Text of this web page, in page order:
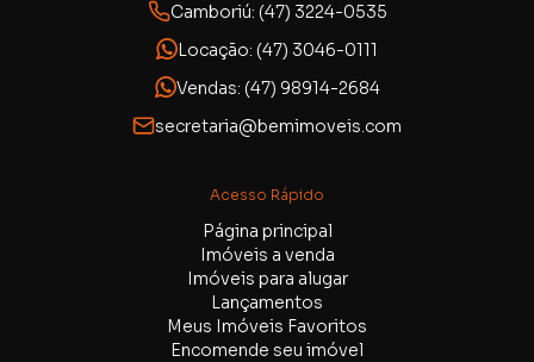
Camboriú: (47) 3224-0535
Locação: (47) 3046-0111
Vendas: (47) 98914-2684
secretaria@bemimoveis.com
Acesso Rápido
Página principal
Imóveis a venda
Imóveis para alugar
Lançamentos
Meus Imóveis Favoritos
Encomende seu imóvel